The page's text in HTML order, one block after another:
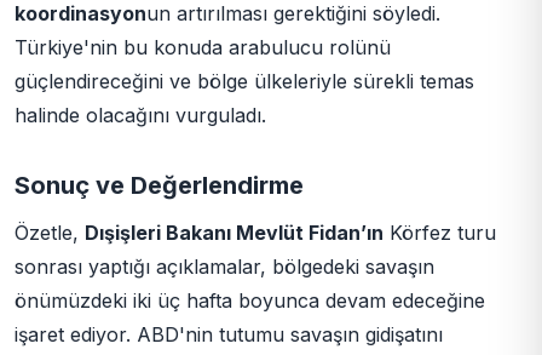
koordinasyonun artırılması gerektiğini söyledi.
Türkiye'nin bu konuda arabulucu rolünü
güçlendireceğini ve bölge ülkeleriyle sürekli temas
halinde olacağını vurguladı.
Sonuç ve Değerlendirme
Özetle, Dışişleri Bakanı Mevlüt Fidan’ın Körfez turu
sonrası yaptığı açıklamalar, bölgedeki savaşın
önümüzdeki iki üç hafta boyunca devam edeceğine
işaret ediyor. ABD'nin tutumu savaşın gidişatını